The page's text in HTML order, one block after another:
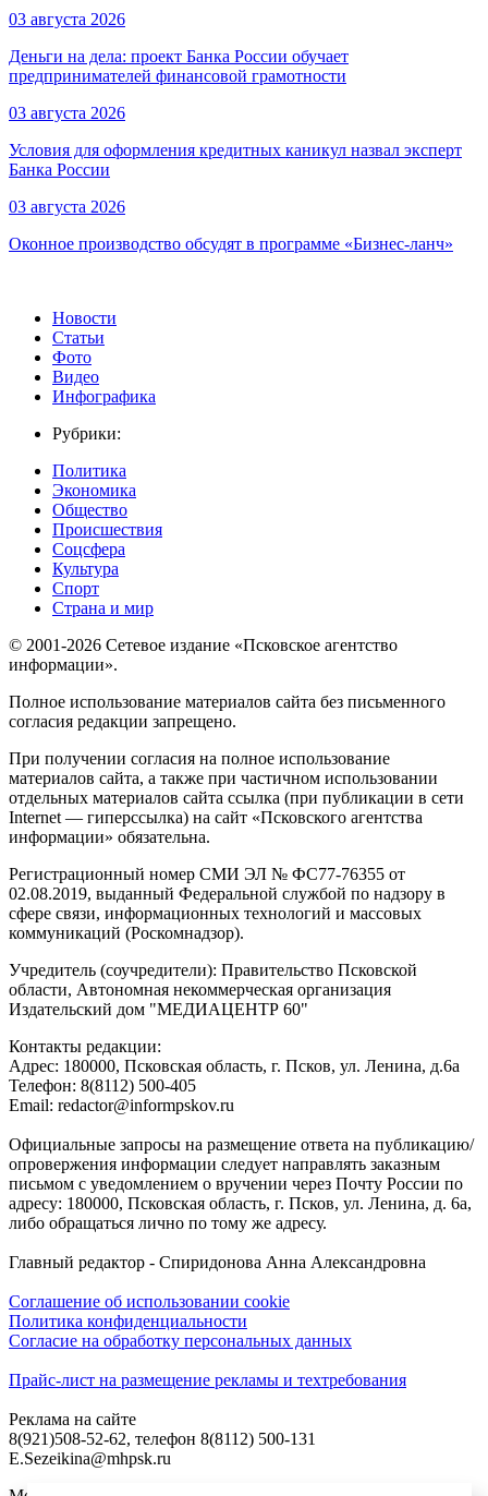
03 августа 2026
Деньги на дела: проект Банка России обучает
предпринимателей финансовой грамотности
03 августа 2026
Условия для оформления кредитных каникул назвал эксперт
Банка России
03 августа 2026
Оконное производство обсудят в программе «Бизнес-ланч»
Новости
Статьи
Фото
Видео
Инфографика
Рубрики:
Политика
Экономика
Общество
Происшествия
Соцсфера
Культура
Спорт
Страна и мир
© 2001-2026 Сетевое издание «Псковское агентство
информации».
Полное использование материалов сайта без письменного
согласия редакции запрещено.
При получении согласия на полное использование
материалов сайта, а также при частичном использовании
отдельных материалов сайта ссылка (при публикации в сети
Internet — гиперссылка) на сайт «Псковского агентства
информации» обязательна.
Регистрационный номер СМИ ЭЛ № ФС77-76355 от
02.08.2019, выданный Федеральной службой по надзору в
сфере связи, информационных технологий и массовых
коммуникаций (Роскомнадзор).
Учредитель (соучредители): Правительство Псковской
области, Автономная некоммерческая организация
Издательский дом "МЕДИАЦЕНТР 60"
Контакты редакции:
Адреc: 180000, Псковская область, г. Псков, ул. Ленина, д.6а
Телефон: 8(8112) 500-405
Email: redactor@informpskov.ru
Официальные запросы на размещение ответа на публикацию/
опровержения информации следует направлять заказным
письмом с уведомлением о вручении через Почту России по
адресу: 180000, Псковская область, г. Псков, ул. Ленина, д. 6а,
либо обращаться лично по тому же адресу.
Главный редактор - Спиридонова Анна Александровна
Соглашение об использовании cookie
Политика конфиденциальности
Согласие на обработку персональных данных
Прайс-лист на размещение рекламы и техтребования
Реклама на сайте
8(921)508-52-62, телефон 8(8112) 500-131
E.Sezeikina@mhpsk.ru